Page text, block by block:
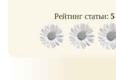
Рейтинг статьи: 5